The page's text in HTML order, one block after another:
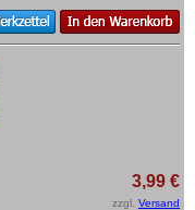
3,99 €
zzgl. Versand